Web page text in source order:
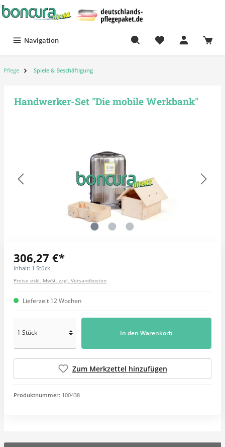
Navigation
Pflege Spiele & Beschäftigung
Handwerker-Set "Die mobile Werkbank"
306,27 €*
Inhalt: 1 Stück
Preise exkl. MwSt. zzgl. Versandkosten
Lieferzeit 12 Wochen
In den Warenkorb
Zum Merkzettel hinzufügen
Produktnummer: 100438